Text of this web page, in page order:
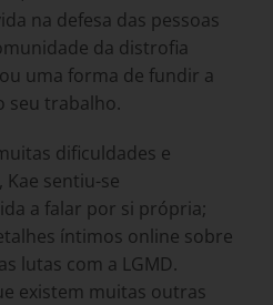
na defesa das pessoas
da distrofia
uma forma de fundir a
seu trabalho.
dificuldades e
Kae sentiu-se
a falar por si própria;
íntimos online sobre
lutas com a LGMD.
existem muitas outras